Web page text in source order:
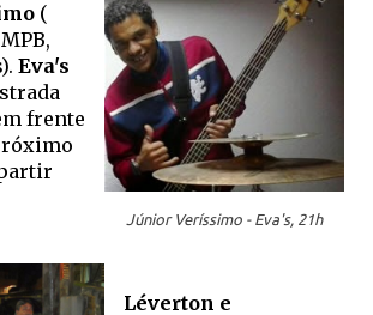
Júnior Veríssimo - Eva's, 21h
(
Eva's
frente
Léverton e